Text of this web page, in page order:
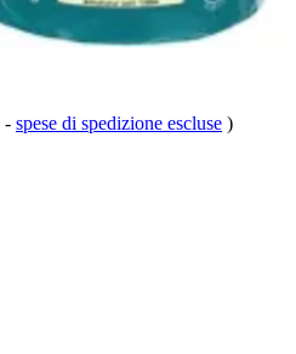
- spese di spedizione escluse )